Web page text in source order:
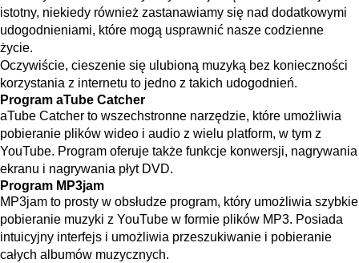
istotny, niekiedy również zastanawiamy się nad dodatkowymi
udogodnieniami, które mogą usprawnić nasze codzienne
życie.
Oczywiście, cieszenie się ulubioną muzyką bez konieczności
korzystania z internetu to jedno z takich udogodnień.
Program aTube Catcher
aTube Catcher to wszechstronne narzędzie, które umożliwia
pobieranie plików wideo i audio z wielu platform, w tym z
YouTube. Program oferuje także funkcje konwersji, nagrywania
ekranu i nagrywania płyt DVD.
Program MP3jam
MP3jam to prosty w obsłudze program, który umożliwia szybkie
pobieranie muzyki z YouTube w formie plików MP3. Posiada
intuicyjny interfejs i umożliwia przeszukiwanie i pobieranie
całych albumów muzycznych.